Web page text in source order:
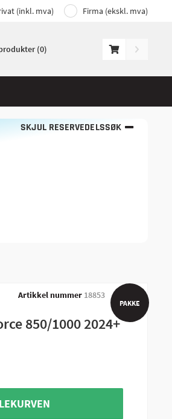
(inkl. mva) Firma (ekskl. mva)
(0)
SKJUL RESERVEDELSSØK
PAKKE
Artikkel nummer 18853
850/1000 2024+